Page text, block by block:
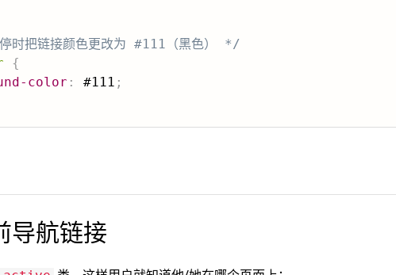
时把链接颜色更改为 #111（黑色） */
{
color : #111 ;
导航链接